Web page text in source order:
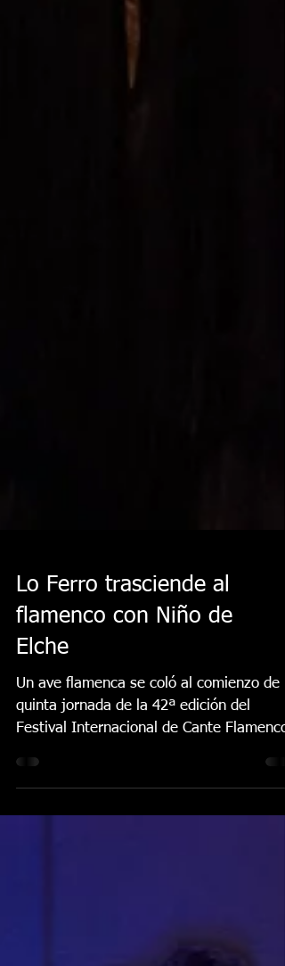
Lo Ferro trasciende al
Elche
Un ave flamenca se coló al comienzo de
quinta jornada de la 42ª edición del